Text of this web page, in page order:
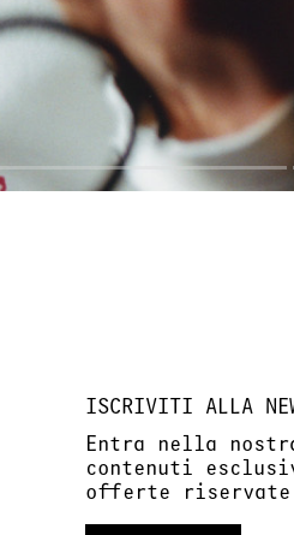
ISCRIVITI ALLA
Entra nella
contenuti
offerte